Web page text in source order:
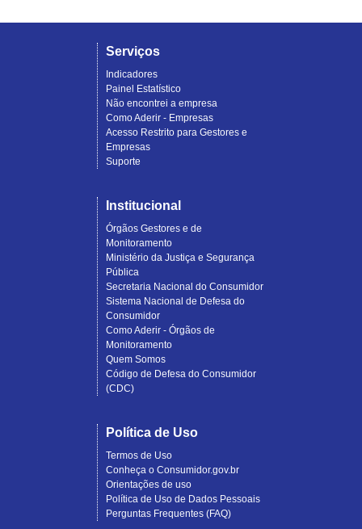
Serviços
Indicadores
Painel Estatístico
Não encontrei a empresa
Como Aderir - Empresas
Acesso Restrito para Gestores e
Empresas
Suporte
Institucional
Órgãos Gestores e de
Monitoramento
Ministério da Justiça e Segurança
Pública
Secretaria Nacional do Consumidor
Sistema Nacional de Defesa do
Consumidor
Como Aderir - Órgãos de
Monitoramento
Quem Somos
Código de Defesa do Consumidor
(CDC)
Política de Uso
Termos de Uso
Conheça o Consumidor.gov.br
Orientações de uso
Política de Uso de Dados Pessoais
Perguntas Frequentes (FAQ)